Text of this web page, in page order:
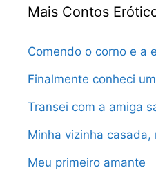
Mais Contos
Comendo o corno e a
Finalmente conheci
Transei com a amiga
Minha vizinha casada,
Meu primeiro amante